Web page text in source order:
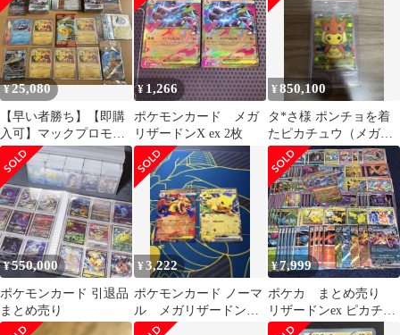
¥25,080
【早い者勝ち】【即購
入可】マックプロモピ
カチュウ セット
¥ 1,266
ポケモンカード メガ
リザードンX ex 2枚
¥850,100
タ*さ様 ポンチョを着
たピカチュウ（メガリ
ザードンY） PROMO
XYシリーズ
¥550,000
ポケモンカード 引退品
まとめ売り
¥3,222
ポケモンカード ノーマ
ル メガリザードンY
ex ピカチュウ ex 2枚セ
¥7,999
ポケカ まとめ売り
リザードンex ピカチュ
ウ ゲンガー ミュウ